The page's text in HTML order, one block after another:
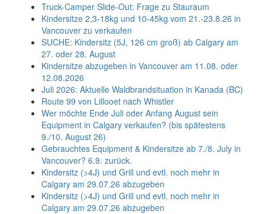
Truck-Camper Slide-Out: Frage zu Stauraum
Kindersitze 2,3-18kg und 10-45kg vom 21.-23.8.26 in
Vancouver zu verkaufen
SUCHE: Kindersitz (5J, 126 cm groß) ab Calgary am
27. oder 28. August
Kindersitze abzugeben in Vancouver am 11.08. oder
12.08.2026
Juli 2026: Aktuelle Waldbrandsituation in Kanada (BC)
Route 99 von Lillooet nach Whistler
Wer möchte Ende Juli oder Anfang August sein
Equipment in Calgary verkaufen? (bis spätestens
9./10. August 26)
Gebrauchtes Equipment & Kindersitze ab 7./8. July in
Vancouver? 6.9. zurück.
Kindersitz (>4J) und Grill und evtl. noch mehr in
Calgary am 29.07.26 abzugeben
Kindersitz (>4J) und Grill und evtl. noch mehr in
Calgary am 29.07.26 abzugeben